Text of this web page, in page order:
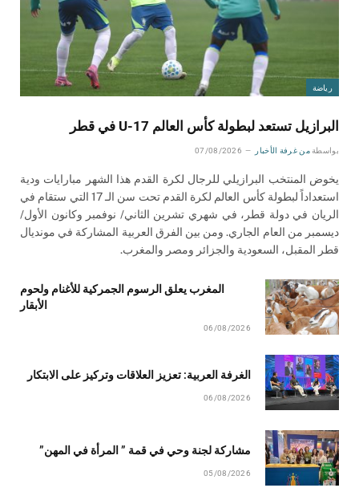
رياضة
البرازيل تستعد لبطولة كأس العالم U-17 في قطر
بواسطة من غرفة الأخبار 07/08/2026
يخوض المنتخب البرازيلي للرجال لكرة القدم هذا الشهر مبارايات ودية
استعداداً لبطولة كأس العالم لكرة القدم تحت سن الـ 17 التي ستقام في
الريان في دولة قطر، في شهري تشرين الثاني/ نوفمبر وكانون الأول/
ديسمبر من العام الجاري. ومن بين الفرق العربية المشاركة في مونديال
قطر المقبل، السعودية والجزائر ومصر والمغرب.
المغرب يعلق الرسوم الجمركية للأغنام ولحوم
الأبقار
06/08/2026
الغرفة العربية: تعزيز العلاقات وتركيز على الابتكار
06/08/2026
مشاركة لجنة وحي في قمة ” المرأة في المهن”
05/08/2026